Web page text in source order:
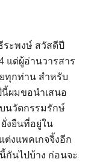
ะพงษ์ สวัสดีปี
แด่ผู้อ่านวารสาร
ทุกท่าน สำหรับ
ผมขอนำเสนอ
นวัตกรรมรักษ์
งยืนที่อยู่ใน
ต่งแพคเกจจิ้งอีก
กันไปบ้าง ก่อนจะ